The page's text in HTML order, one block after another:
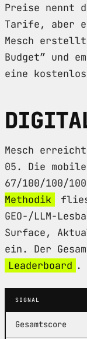
Preise nennt
Tarife, aber
Mesch
Budget” und
eine
Mesch
05. Die
67/100/100/
Methodik
GEO-/LLM-
Surface,
ein. Der
Leaderboard .
SIGNAL
Gesamtscore